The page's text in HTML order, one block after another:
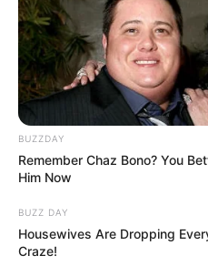
BUZZDAY
Remember Chaz Bono? You
Him Now
BUZZ DAY
Housewives Are Dropping
Craze!